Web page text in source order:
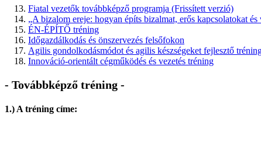
Fiatal vezetők továbbképző programja (Frissített verzió)
„A bizalom ereje: hogyan építs bizalmat, erős kapcsolatokat
ÉN-ÉPÍTŐ tréning
Időgazdálkodás és önszervezés felsőfokon
Agilis gondolkodásmódot és agilis készségeket fejlesztő
Innováció-orientált cégműködés és vezetés tréning
- Továbbképző tréning -
1.) A tréning címe: